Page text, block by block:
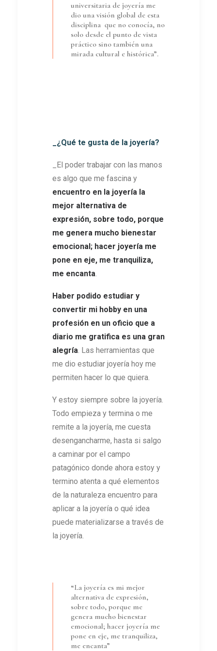
universitaria de joyería me
dio una visión global de esta
disciplina que no conocía, no
solo desde el punto de vista
práctico sino también una
mirada cultural e histórica”.
_¿Qué te gusta de la joyería?
_El poder trabajar con las manos
es algo que me fascina y
encuentro en la joyería la
mejor alternativa de
expresión, sobre todo, porque
me genera mucho bienestar
emocional; hacer joyería me
pone en eje, me tranquiliza,
me encanta.
Haber podido estudiar y
convertir mi hobby en una
profesión en un oficio que a
diario me gratifica es una gran
alegría. Las herramientas que
me dio estudiar joyería hoy me
permiten hacer lo que quiera.
Y estoy siempre sobre la joyería.
Todo empieza y termina o me
remite a la joyería, me cuesta
desengancharme, hasta si salgo
a caminar por el campo
patagónico donde ahora estoy y
termino atenta a qué elementos
de la naturaleza encuentro para
aplicar a la joyería o qué idea
puede materializarse a través de
la joyería.
“La joyería es mi mejor
alternativa de expresión,
sobre todo, porque me
genera mucho bienestar
emocional; hacer joyería me
pone en eje, me tranquiliza,
me encanta”